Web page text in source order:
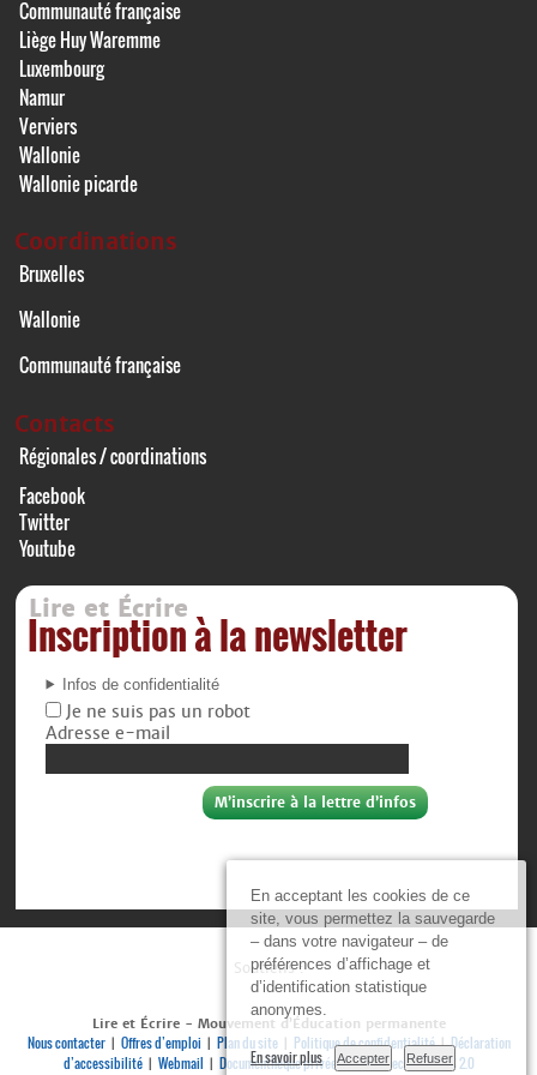
En acceptant les cookies de ce
site, vous permettez la sauvegarde
– dans votre navigateur – de
préférences d’affichage et
d’identification statistique
anonymes.
En savoir plus Accepter Refuser
Communauté française
Liège Huy Waremme
Luxembourg
Namur
Verviers
Wallonie
Wallonie picarde
Coordinations
Bruxelles
Wallonie
Communauté française
Contacts
Régionales / coordinations
Facebook
Twitter
Youtube
Lire et Écrire
Inscription à la newsletter
Infos de confidentialité
Je ne suis pas un robot
Adresse e-mail
Soutiens :
Lire et Écrire - Mouvement d’Éducation permanente
Nous contacter| Offres d’emploi | Plan du site| Politique de confidentialité|Déclaration
d’accessibilité| Webmail | Documenthèque privée|Se connecter|RSS 2.0